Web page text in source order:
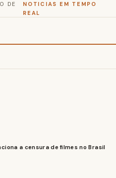
DE
NOTICIAS EM TEMPO
REAL
a censura de filmes no Brasil